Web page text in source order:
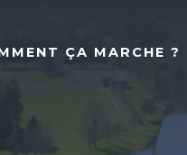
ÇA MARCHE ?